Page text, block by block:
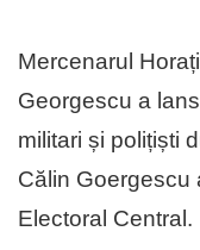
Mercenarul
Georgescu a
militari și polițiști
Călin Goergescu
Electoral Central.